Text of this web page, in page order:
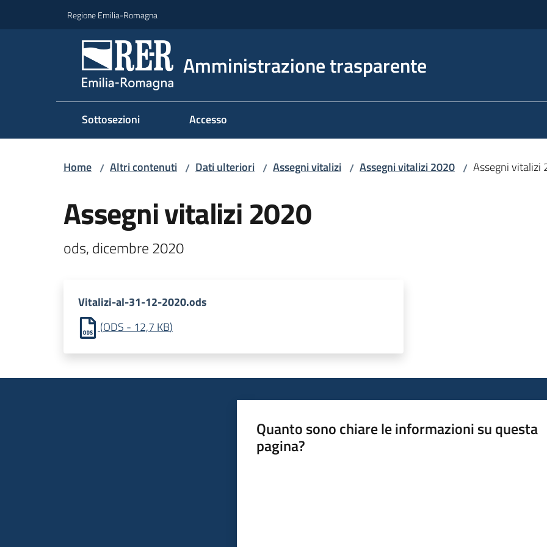
Regione Emilia-Romagna
Amministrazione trasparente
Sottosezioni Accesso
Home / Altri contenuti / Dati ulteriori / Assegni vitalizi / Assegni vitalizi 2020 / Assegni vitalizi
Assegni vitalizi 2020
ods, dicembre 2020
Vitalizi-al-31-12-2020.ods
(ODS - 12,7 KB)
Quanto sono chiare le informazioni su questa
pagina?